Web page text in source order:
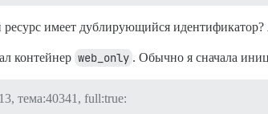
имеет дублирующийся идентификатор?
контейнер web_only . Обычно я сначала
тема:40341, full:true: